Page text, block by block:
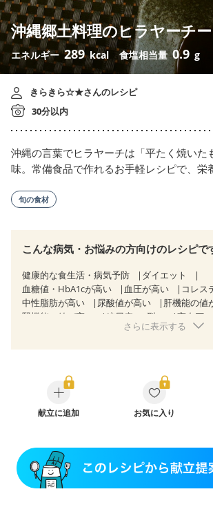
沖縄郷土料理のヒラヤーチー
エネルギー 289 kcal 食塩相当量0.9 g
きらきら☆★さんのレシピ
30分以内
沖縄の言葉でヒラヤーチは「平たく焼いた
味。常備食品で作れるお手軽レシピで、栄
旬の食材
こんな病気・お悩みの方向けのレシピで
健康的な食生活・病気予防
ダイエット
血糖値・HbA1cが高い
血圧が高い
コレス
中性脂肪が高い
尿酸値が高い
肝機能の値
腎機能の値が高い
糖尿病（2型）
高血圧
胃ポリープ
逆流性食
CKD（ステージ１）
CKD（ステージ２）
乳がん（抗がん剤治療中）
乳がん（ホルモ
乳がん（放射線治療中）
骨粗しょう症
フレイル（年齢に合わせた体作り）
低栄養
ニキビ・肌荒れ
さらに表示する
献立に追加 お気に入り